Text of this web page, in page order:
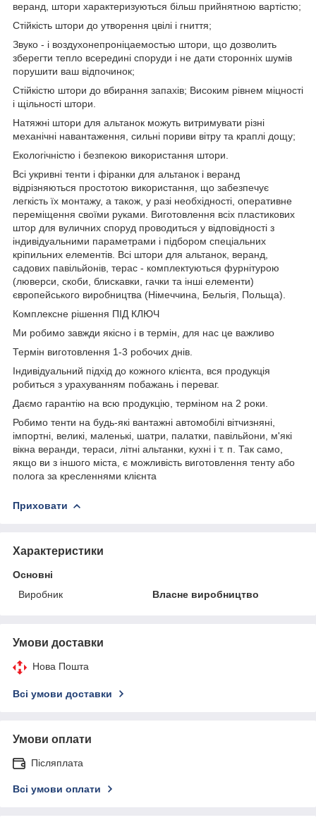
веранд, штори характеризуються більш прийнятною вартістю;
Стійкість штори до утворення цвілі і гниття;
Звуко - і воздухонепроніцаемостью штори, що дозволить
зберегти тепло всередині споруди і не дати сторонніх шумів
порушити ваш відпочинок;
Стійкістю штори до вбирання запахів; Високим рівнем міцності
і щільності штори.
Натяжні штори для альтанок можуть витримувати різні
механічні навантаження, сильні пориви вітру та краплі дощу;
Екологічністю і безпекою використання штори.
Всі укривні тенти і фіранки для альтанок і веранд
відрізняються простотою використання, що забезпечує
легкість їх монтажу, а також, у разі необхідності, оперативне
переміщення своїми руками. Виготовлення всіх пластикових
штор для вуличних споруд проводиться у відповідності з
індивідуальними параметрами і підбором спеціальних
кріпильних елементів. Всі штори для альтанок, веранд,
садових павільйонів, терас - комплектуються фурнітурою
(люверси, скоби, блискавки, гачки та інші елементи)
європейського виробництва (Німеччина, Бельгія, Польща).
Комплексне рішення ПІД КЛЮЧ
Ми робимо завжди якісно і в термін, для нас це важливо
Термін виготовлення 1-3 робочих днів.
Індивідуальний підхід до кожного клієнта, вся продукція
робиться з урахуванням побажань і переваг.
Даємо гарантію на всю продукцію, терміном на 2 роки.
Робимо тенти на будь-які вантажні автомобілі вітчизняні,
імпортні, великі, маленькі, шатри, палатки, павільйони, м'які
вікна веранди, тераси, літні альтанки, кухні і т. п. Так само,
якщо ви з іншого міста, є можливість виготовлення тенту або
полога за кресленнями клієнта
Приховати
Характеристики
Основні
Виробник
Власне виробництво
Умови доставки
Нова Пошта
Всі умови доставки
Умови оплати
Післяплата
Всі умови оплати